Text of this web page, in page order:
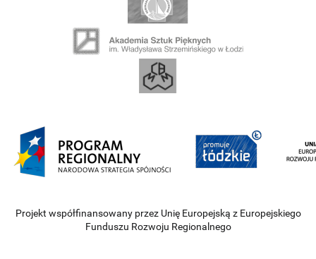
Projekt współfinansowany przez Unię Europejską z Europejskiego
Funduszu Rozwoju Regionalnego